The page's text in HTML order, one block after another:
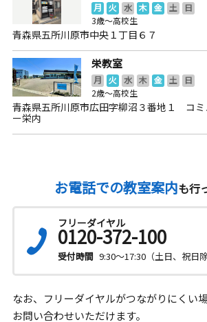
月 火 水 木 金 土
日
3歳～高校生
青森県五所川原市中央１丁目６７
栄教室
月 火 水 木 金 土
日
2歳～高校生
青森県五所川原市広田字柳沼３番地１ コミ
ー栄内
お電話での教室案内も行
フリーダイヤル
0120-372-100
受付時間 9:30～17:30（土日、祝日除
なお、フリーダイヤルがつながりにくい
お問い合わせいただけます。